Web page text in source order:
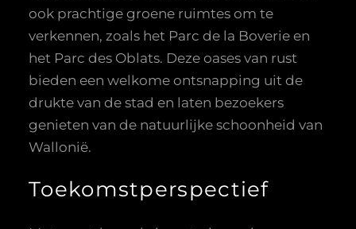
ook prachtige groene ruimtes om te
verkennen, zoals het Parc de la Boverie en
het Parc des Oblats. Deze oases van rust
bieden een welkome ontsnapping uit de
drukte van de stad en laten bezoekers
genieten van de natuurlijke schoonheid van
Wallonië.
Toekomstperspectief